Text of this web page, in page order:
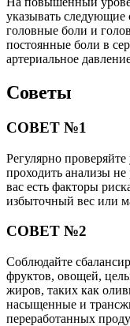
указывать следующие
головные боли и
постоянные боли в
артериальное
Советы
СОВЕТ №1
Регулярно
проходить анализы не
вас есть факторы
избыточный вес или
СОВЕТ №2
Соблюдайте
фруктов, овощей,
жиров, таких как
насыщенные и
переработанных